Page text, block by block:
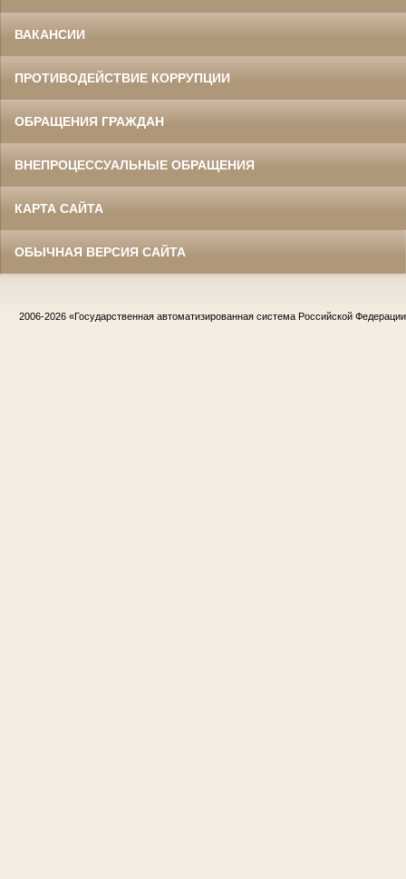
ВАКАНСИИ
ПРОТИВОДЕЙСТВИЕ КОРРУПЦИИ
ОБРАЩЕНИЯ ГРАЖДАН
ВНЕПРОЦЕССУАЛЬНЫЕ ОБРАЩЕНИЯ
КАРТА САЙТА
ОБЫЧНАЯ ВЕРСИЯ САЙТА
2006-2026 «Государственная автоматизированная система Российской